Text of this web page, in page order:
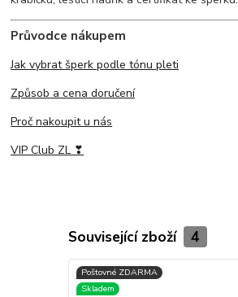
Průvodce nákupem
Jak vybrat šperk podle tónu pleti
Způsob a cena doručení
Proč nakoupit u nás
VIP Club ZL ❣
Související zboží 4